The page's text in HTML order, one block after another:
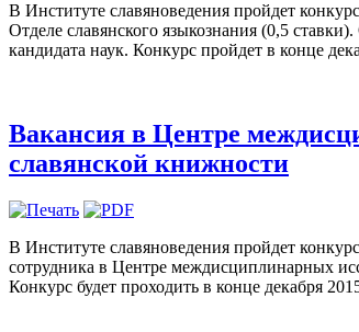
В Институте славяноведения пройдет
Отделе славянского языкознания (0,5
кандидата наук. Конкурс пройдет в конце
Вакансия в Центре
славянской книжности
В Институте славяноведения пройдет
сотрудника в Центре междисциплинарных
Конкурс будет проходить в конце декабря